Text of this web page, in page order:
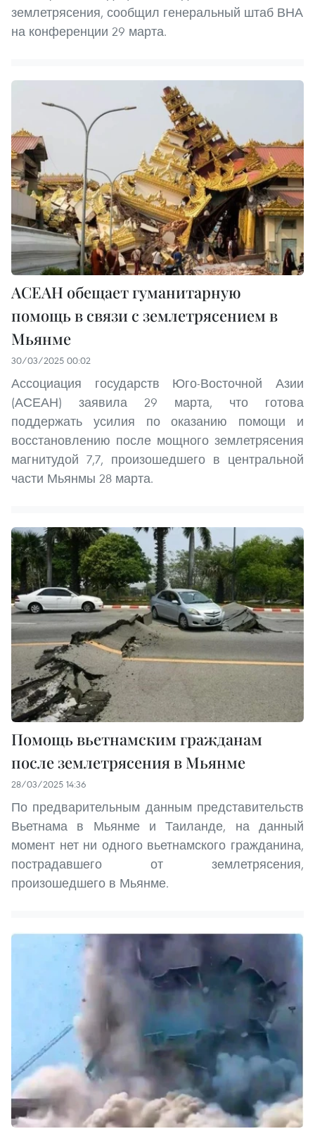
землетрясения, сообщил генеральный штаб ВНА
на конференции 29 марта.
АСЕАН обещает гуманитарную
помощь в связи с землетрясением в
Мьянме
30/03/2025 00:02
Ассоциация государств Юго-Восточной Азии
(АСЕАН) заявила 29 марта, что готова
поддержать усилия по оказанию помощи и
восстановлению после мощного землетрясения
магнитудой 7,7, произошедшего в центральной
части Мьянмы 28 марта.
Помощь вьетнамским гражданам
после землетрясения в Мьянме
28/03/2025 14:36
По предварительным данным представительств
Вьетнама в Мьянме и Таиланде, на данный
момент нет ни одного вьетнамского гражданина,
пострадавшего от землетрясения,
произошедшего в Мьянме.